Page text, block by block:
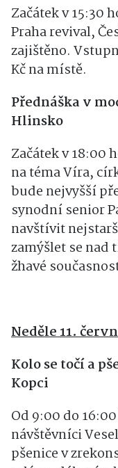
Začátek v 15:30
Praha revival,
zajištěno.
Kč na místě.
Přednáška v
Hlinsko
Začátek v 18:00
na téma Víra,
bude nejvyšší
synodní senior
navštívit
zamýšlet se nad
žhavé
Neděle 11.
Kolo se točí a
Kopci
Od 9:00 do
návštěvníci
pšenice v